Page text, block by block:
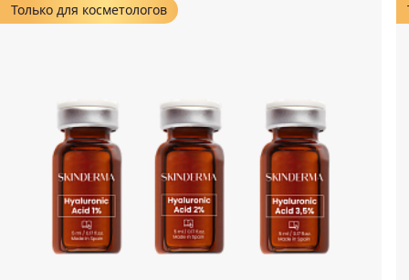
Только для косметологов